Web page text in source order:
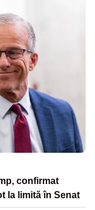
confirmat
la limită în Senat